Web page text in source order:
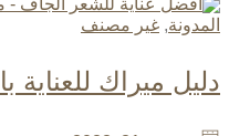
المدونة, غير مصنف
دليل ميراك للعناية